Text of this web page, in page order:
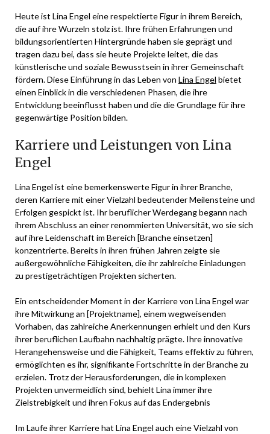
Heute ist Lina Engel eine respektierte Figur in ihrem Bereich,
die auf ihre Wurzeln stolz ist. Ihre frühen Erfahrungen und
bildungsorientierten Hintergründe haben sie geprägt und
tragen dazu bei, dass sie heute Projekte leitet, die das
künstlerische und soziale Bewusstsein in ihrer Gemeinschaft
fördern. Diese Einführung in das Leben von Lina Engel bietet
einen Einblick in die verschiedenen Phasen, die ihre
Entwicklung beeinflusst haben und die die Grundlage für ihre
gegenwärtige Position bilden.
Karriere und Leistungen von Lina
Engel
Lina Engel ist eine bemerkenswerte Figur in ihrer Branche,
deren Karriere mit einer Vielzahl bedeutender Meilensteine und
Erfolgen gespickt ist. Ihr beruflicher Werdegang begann nach
ihrem Abschluss an einer renommierten Universität, wo sie sich
auf ihre Leidenschaft im Bereich [Branche einsetzen]
konzentrierte. Bereits in ihren frühen Jahren zeigte sie
außergewöhnliche Fähigkeiten, die ihr zahlreiche Einladungen
zu prestigeträchtigen Projekten sicherten.
Ein entscheidender Moment in der Karriere von Lina Engel war
ihre Mitwirkung an [Projektname], einem wegweisenden
Vorhaben, das zahlreiche Anerkennungen erhielt und den Kurs
ihrer beruflichen Laufbahn nachhaltig prägte. Ihre innovative
Herangehensweise und die Fähigkeit, Teams effektiv zu führen,
ermöglichten es ihr, signifikante Fortschritte in der Branche zu
erzielen. Trotz der Herausforderungen, die in komplexen
Projekten unvermeidlich sind, behielt Lina immer ihre
Zielstrebigkeit und ihren Fokus auf das Endergebnis
Im Laufe ihrer Karriere hat Lina Engel auch eine Vielzahl von